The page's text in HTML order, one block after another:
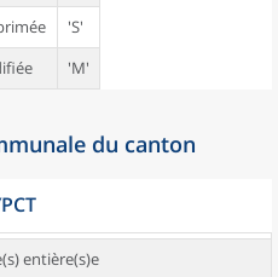
'S'
'M'
du canton
entière(s)e